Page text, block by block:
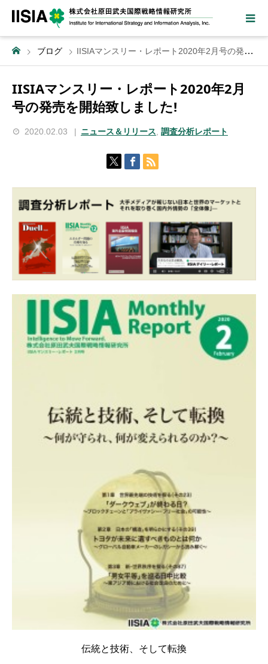
ブログ IISIAマンスリー・レポート2020年2月号の発売を開始致しました!
IISIAマンスリー・レポート2020年2月
号の発売を開始致しました!
2020.02.03 ニュース＆リリース 調査分析レポート
伝統と技術、そして転換